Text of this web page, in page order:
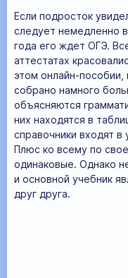
Если подросток
следует немедленно
года его ждет ОГЭ.
аттестатах
этом онлайн-пособии,
собрано намного
объясняются
них находятся в
справочники входят
Плюс ко всему по
одинаковые. Однако
и основной учебник
друг друга.